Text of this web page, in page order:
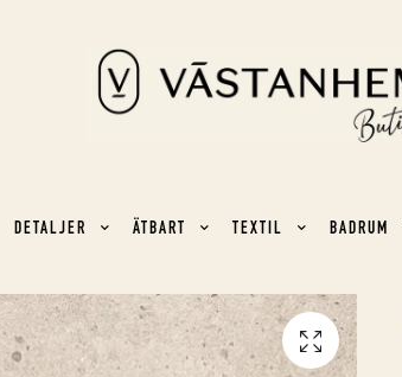
DETALJER ÄTBART TEXTIL BADRUM